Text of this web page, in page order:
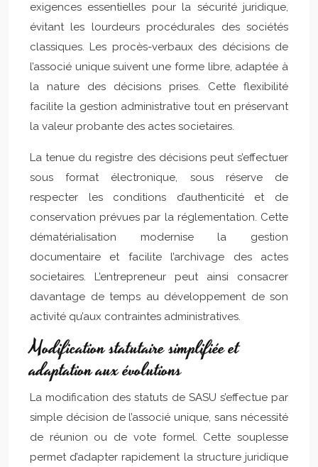
exigences essentielles pour la sécurité juridique,
évitant les lourdeurs procédurales des sociétés
classiques. Les procès-verbaux des décisions de
l’associé unique suivent une forme libre, adaptée à
la nature des décisions prises. Cette flexibilité
facilite la gestion administrative tout en préservant
la valeur probante des actes societaires.
La tenue du registre des décisions peut s’effectuer
sous format électronique, sous réserve de
respecter les conditions d’authenticité et de
conservation prévues par la réglementation. Cette
dématérialisation modernise la gestion
documentaire et facilite l’archivage des actes
societaires. L’entrepreneur peut ainsi consacrer
davantage de temps au développement de son
activité qu’aux contraintes administratives.
Modification statutaire simplifiée et
adaptation aux évolutions
La modification des statuts de SASU s’effectue par
simple décision de l’associé unique, sans nécessité
de réunion ou de vote formel. Cette souplesse
permet d’adapter rapidement la structure juridique